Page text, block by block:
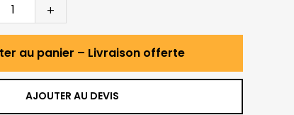
+
au panier – Livraison offerte
AJOUTER AU DEVIS